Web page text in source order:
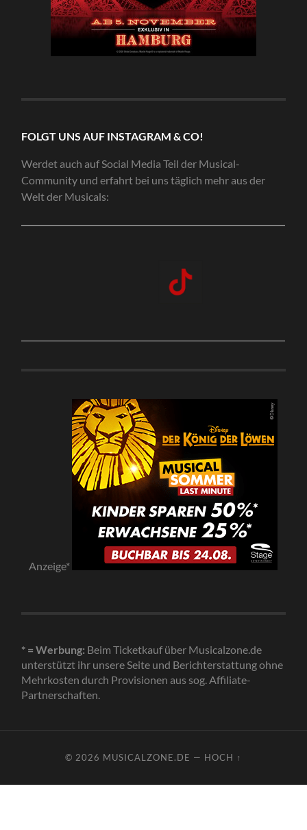
FOLGT UNS AUF INSTAGRAM & CO!
Werdet auch auf Social Media Teil der Musical-
Community und erfahrt bei uns täglich mehr aus der
Welt der Musicals:
Anzeige*
* = Werbung: Beim Ticketkauf über Musicalzone.de
unterstützt ihr unsere Seite und Berichterstattung ohne
Mehrkosten durch Provisionen aus sog. Affiliate-
Partnerschaften.
© 2026 MUSICALZONE.DE — HOCH ↑